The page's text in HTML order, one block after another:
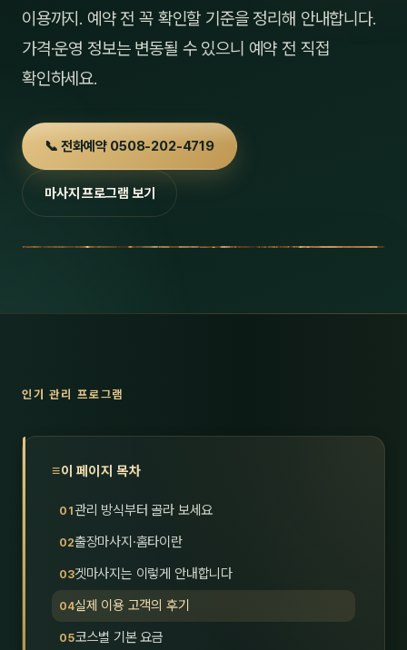
전남
경북
홈타
1인
이용까지. 예약 전 꼭 확인할 기준을 정리해 안내합니다.
가격·운영 정보는 변동될 수 있으니 예약 전 직접
확인하세요.
📞 전화예약 0508-202-4719
마사지 프로그램 보기
인기 관리 프로그램
이 페이지 목차
관리 방식부터 골라 보세요
출장마사지·홈타이란
겟마사지는 이렇게 안내합니다
실제 이용 고객의 후기
코스별 기본 요금